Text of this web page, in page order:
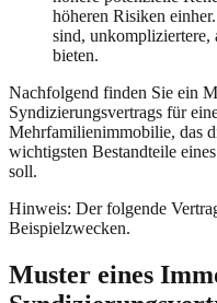
höheren Risiken
sind, unkompliziertere,
bieten.
Nachfolgend finden Sie ein
Syndizierungsvertrags für
Mehrfamilienimmobilie, das
wichtigsten Bestandteile
soll.
Hinweis: Der folgende
Beispielzwecken.
Muster eines